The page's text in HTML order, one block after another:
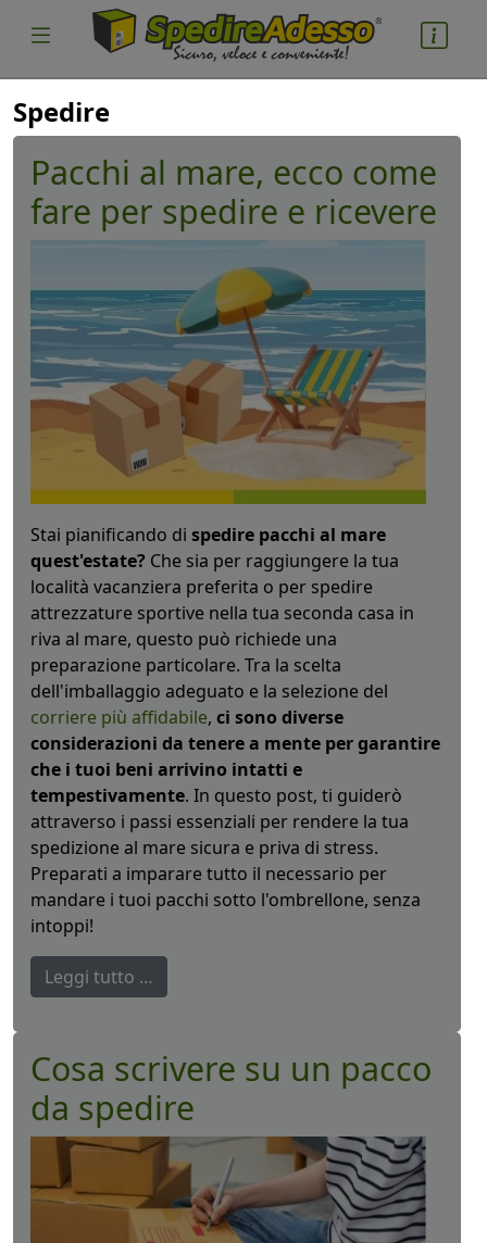
Spedire
Pacchi al mare, ecco come
fare per spedire e ricevere
Stai pianificando di spedire pacchi al mare
quest'estate? Che sia per raggiungere la tua
località vacanziera preferita o per spedire
attrezzature sportive nella tua seconda casa in
riva al mare, questo può richiede una
preparazione particolare. Tra la scelta
dell'imballaggio adeguato e la selezione del
corriere più affidabile, ci sono diverse
considerazioni da tenere a mente per garantire
che i tuoi beni arrivino intatti e
tempestivamente. In questo post, ti guiderò
attraverso i passi essenziali per rendere la tua
spedizione al mare sicura e priva di stress.
Preparati a imparare tutto il necessario per
mandare i tuoi pacchi sotto l'ombrellone, senza
intoppi!
Leggi tutto …
Cosa scrivere su un pacco
da spedire